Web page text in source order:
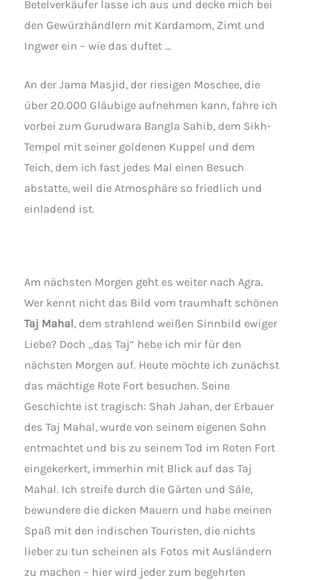
Betelverkäufer lasse ich aus und decke mich bei
den Gewürzhändlern mit Kardamom, Zimt und
Ingwer ein – wie das duftet …
An der Jama Masjid, der riesigen Moschee, die
über 20.000 Gläubige aufnehmen kann, fahre ich
vorbei zum Gurudwara Bangla Sahib, dem Sikh-
Tempel mit seiner goldenen Kuppel und dem
Teich, dem ich fast jedes Mal einen Besuch
abstatte, weil die Atmosphäre so friedlich und
einladend ist.
Am nächsten Morgen geht es weiter nach Agra.
Wer kennt nicht das Bild vom traumhaft schönen
Taj Mahal, dem strahlend weißen Sinnbild ewiger
Liebe? Doch „das Taj“ hebe ich mir für den
nächsten Morgen auf. Heute möchte ich zunächst
das mächtige Rote Fort besuchen. Seine
Geschichte ist tragisch: Shah Jahan, der Erbauer
des Taj Mahal, wurde von seinem eigenen Sohn
entmachtet und bis zu seinem Tod im Roten Fort
eingekerkert, immerhin mit Blick auf das Taj
Mahal. Ich streife durch die Gärten und Säle,
bewundere die dicken Mauern und habe meinen
Spaß mit den indischen Touristen, die nichts
lieber zu tun scheinen als Fotos mit Ausländern
zu machen – hier wird jeder zum begehrten